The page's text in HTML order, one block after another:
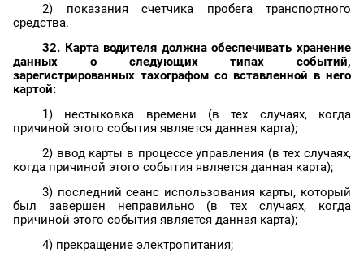
2) показания счетчика пробега транспортного
средства.
32. Карта водителя должна обеспечивать хранение
данных о следующих типах событий,
зарегистрированных тахографом со вставленной в него
картой:
1) нестыковка времени (в тех случаях, когда
причиной этого события является данная карта);
2) ввод карты в процессе управления (в тех случаях,
когда причиной этого события является данная карта);
3) последний сеанс использования карты, который
был завершен неправильно (в тех случаях, когда
причиной этого события является данная карта);
4) прекращение электропитания;